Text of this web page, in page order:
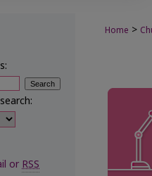
Home >
orRSS